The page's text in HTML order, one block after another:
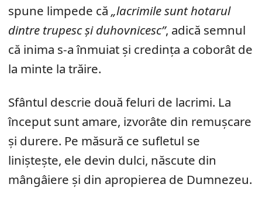
spune limpede că „lacrimile sunt hotarul
dintre trupesc și duhovnicesc”, adică semnul
că inima s-a înmuiat și credința a coborât de
la minte la trăire.
Sfântul descrie două feluri de lacrimi. La
început sunt amare, izvorâte din remușcare
și durere. Pe măsură ce sufletul se
liniștește, ele devin dulci, născute din
mângâiere și din apropierea de Dumnezeu.